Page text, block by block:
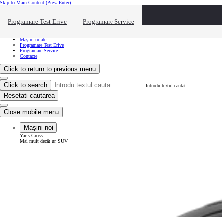
Skip to Main Content (Press Enter)
Programare Test Drive Programare Service
Vreau să văd... Click to close the reach out overlay
Mașini rulate
Programare Test Drive
Programare Service
Contacte
Click to return to previous menu
Click to search Introdu textul cautat
Resetati cautarea
Close mobile menu
Mașini noi
Yaris Cross
Mai mult decât un SUV